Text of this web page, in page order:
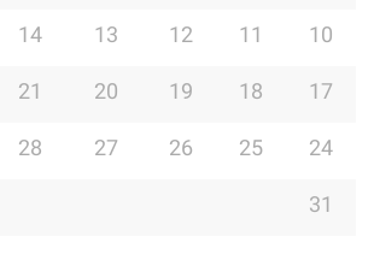
10
11
12
13
14
17
18
19
20
21
24
25
26
27
28
31